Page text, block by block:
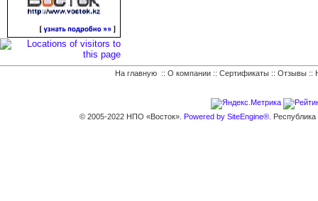
На главную :: О компании :: Сертификаты :: Отзывы ::
© 2005-2022 НПО «Восток». Powered by SiteEngine®.